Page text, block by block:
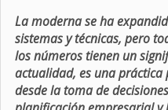
La moderna se ha
sistemas y técnicas, pero
los números tienen un
actualidad, es una
desde la toma de